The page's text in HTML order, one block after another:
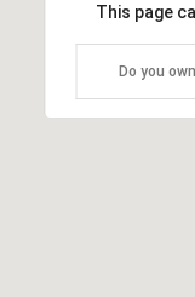
This page
Do you